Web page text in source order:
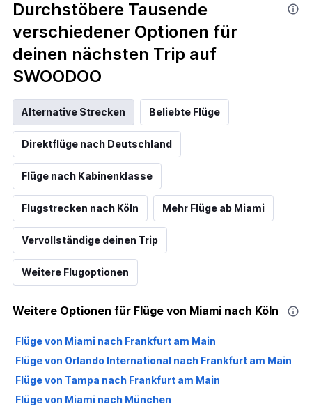
Durchstöbere Tausende
verschiedener Optionen für
deinen nächsten Trip auf
SWOODOO
Alternative Strecken Beliebte Flüge
Direktflüge nach Deutschland
Flüge nach Kabinenklasse
Flugstrecken nach Köln Mehr Flüge ab Miami
Vervollständige deinen Trip
Weitere Flugoptionen
Weitere Optionen für Flüge von Miami nach Köln
Flüge von Miami nach Frankfurt am Main
Flüge von Orlando International nach Frankfurt am Main
Flüge von Tampa nach Frankfurt am Main
Flüge von Miami nach München